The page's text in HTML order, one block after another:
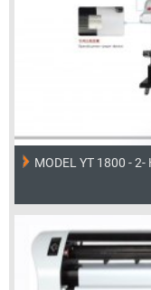
MODEL YT 1800 - 2-